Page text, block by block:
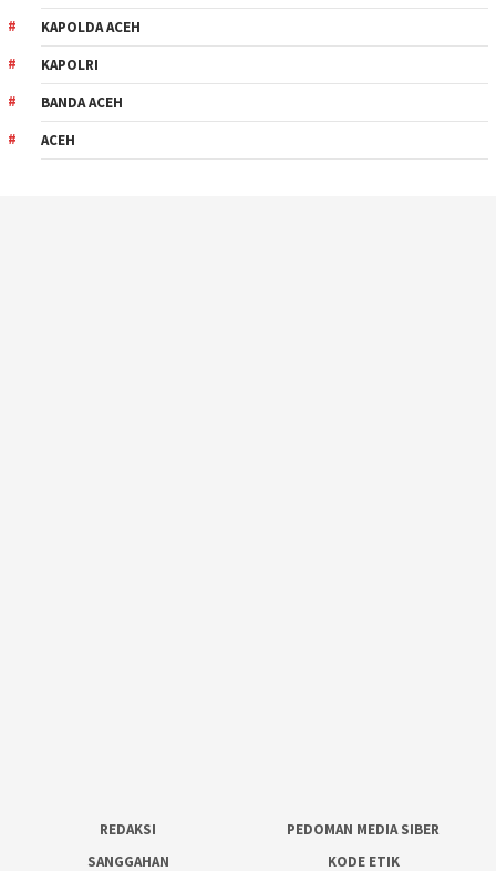
KAPOLDA ACEH
KAPOLRI
BANDA ACEH
ACEH
REDAKSI
PEDOMAN MEDIA SIBER
SANGGAHAN
KODE ETIK